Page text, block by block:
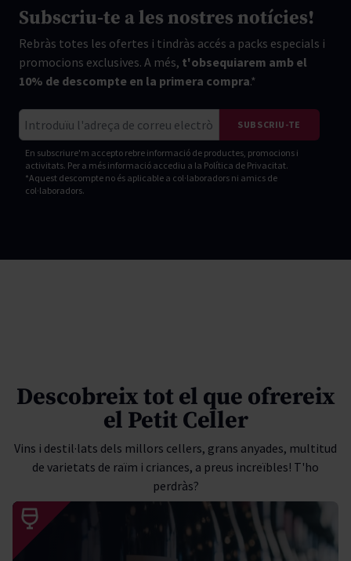
Subscriu-te a les nostres notícies!
Rebràs totes les ofertes i tindràs accés a packs especials i
promocions exclusives. A més, t'obsequiarem amb el
10% de descompte en la primera compra.*
SUBSCRIU-TE
En subscriure'm accepto rebre informació de productes, promocions i
activitats. Per a més informació accediu a la Política de Privacitat.
*Aquest descompte no és aplicable a col·laboradors ni amics de
col·laboradors.
Descobreix tot el que ofrereix
el Petit Celler
Vins i destil·lats dels millors cellers, grans anyades, multitud
de varietats de raïm i criances, a preus increïbles! T'ho
perdràs?